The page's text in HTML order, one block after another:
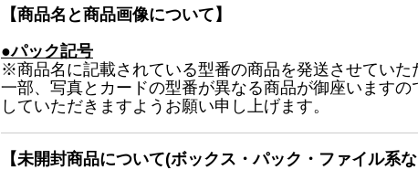
【商品名と商品画像について】
●パック記号
※商品名に記載されている型番の商品を発送させていた
一部、写真とカードの型番が異なる商品が御座います
していただきますようお願い申し上げます。
【未開封商品について(ボックス・パック・ファイル系